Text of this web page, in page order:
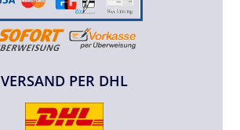
VERSAND PER DHL